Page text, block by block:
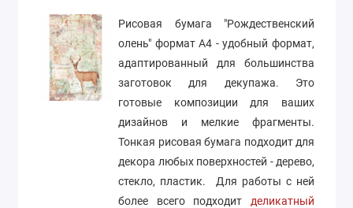
Рисовая бумага "Рождественский
олень" формат А4 - удобный формат,
адаптированный для большинства
заготовок для декупажа. Это
готовые композиции для ваших
дизайнов и мелкие фрагменты.
Тонкая рисовая бумага подходит для
декора любых поверхностей - дерево,
стекло, пластик. Для работы с ней
более всего подходит деликатный